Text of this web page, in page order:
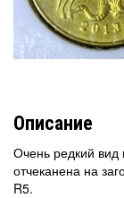
Описание
Очень редкий вид
отчеканена на
R5.